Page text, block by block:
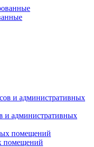
и административных
помещений